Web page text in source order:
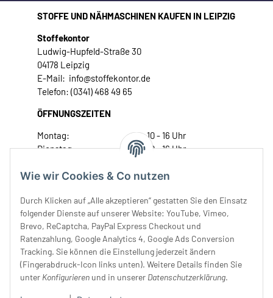
Wie wir Cookies & Co nutzen
Durch Klicken auf „Alle akzeptieren“ gestatten Sie den Einsatz
folgender Dienste auf unserer Website: YouTube, Vimeo,
Brevo, ReCaptcha, PayPal Express Checkout und
Ratenzahlung, Google Analytics 4, Google Ads Conversion
Tracking. Sie können die Einstellung jederzeit ändern
(Fingerabdruck-Icon links unten). Weitere Details finden Sie
unter Konfigurieren und in unserer Datenschutzerklärung.
STOFFE UND NÄHMASCHINEN KAUFEN IN LEIPZIG
Stoffekontor
Ludwig-Hupfeld-Straße 30
04178 Leipzig
E-Mail: info@stoffekontor.de
Telefon: (0341) 468 49 65
ÖFFNUNGSZEITEN
Montag:
10 - 16 Uhr
Dienstag:
10 - 16 Uhr
Donnerstag:
10 - 18 Uhr
Samstag:
10 - 14 Uhr
Unser Service
Rechtliches